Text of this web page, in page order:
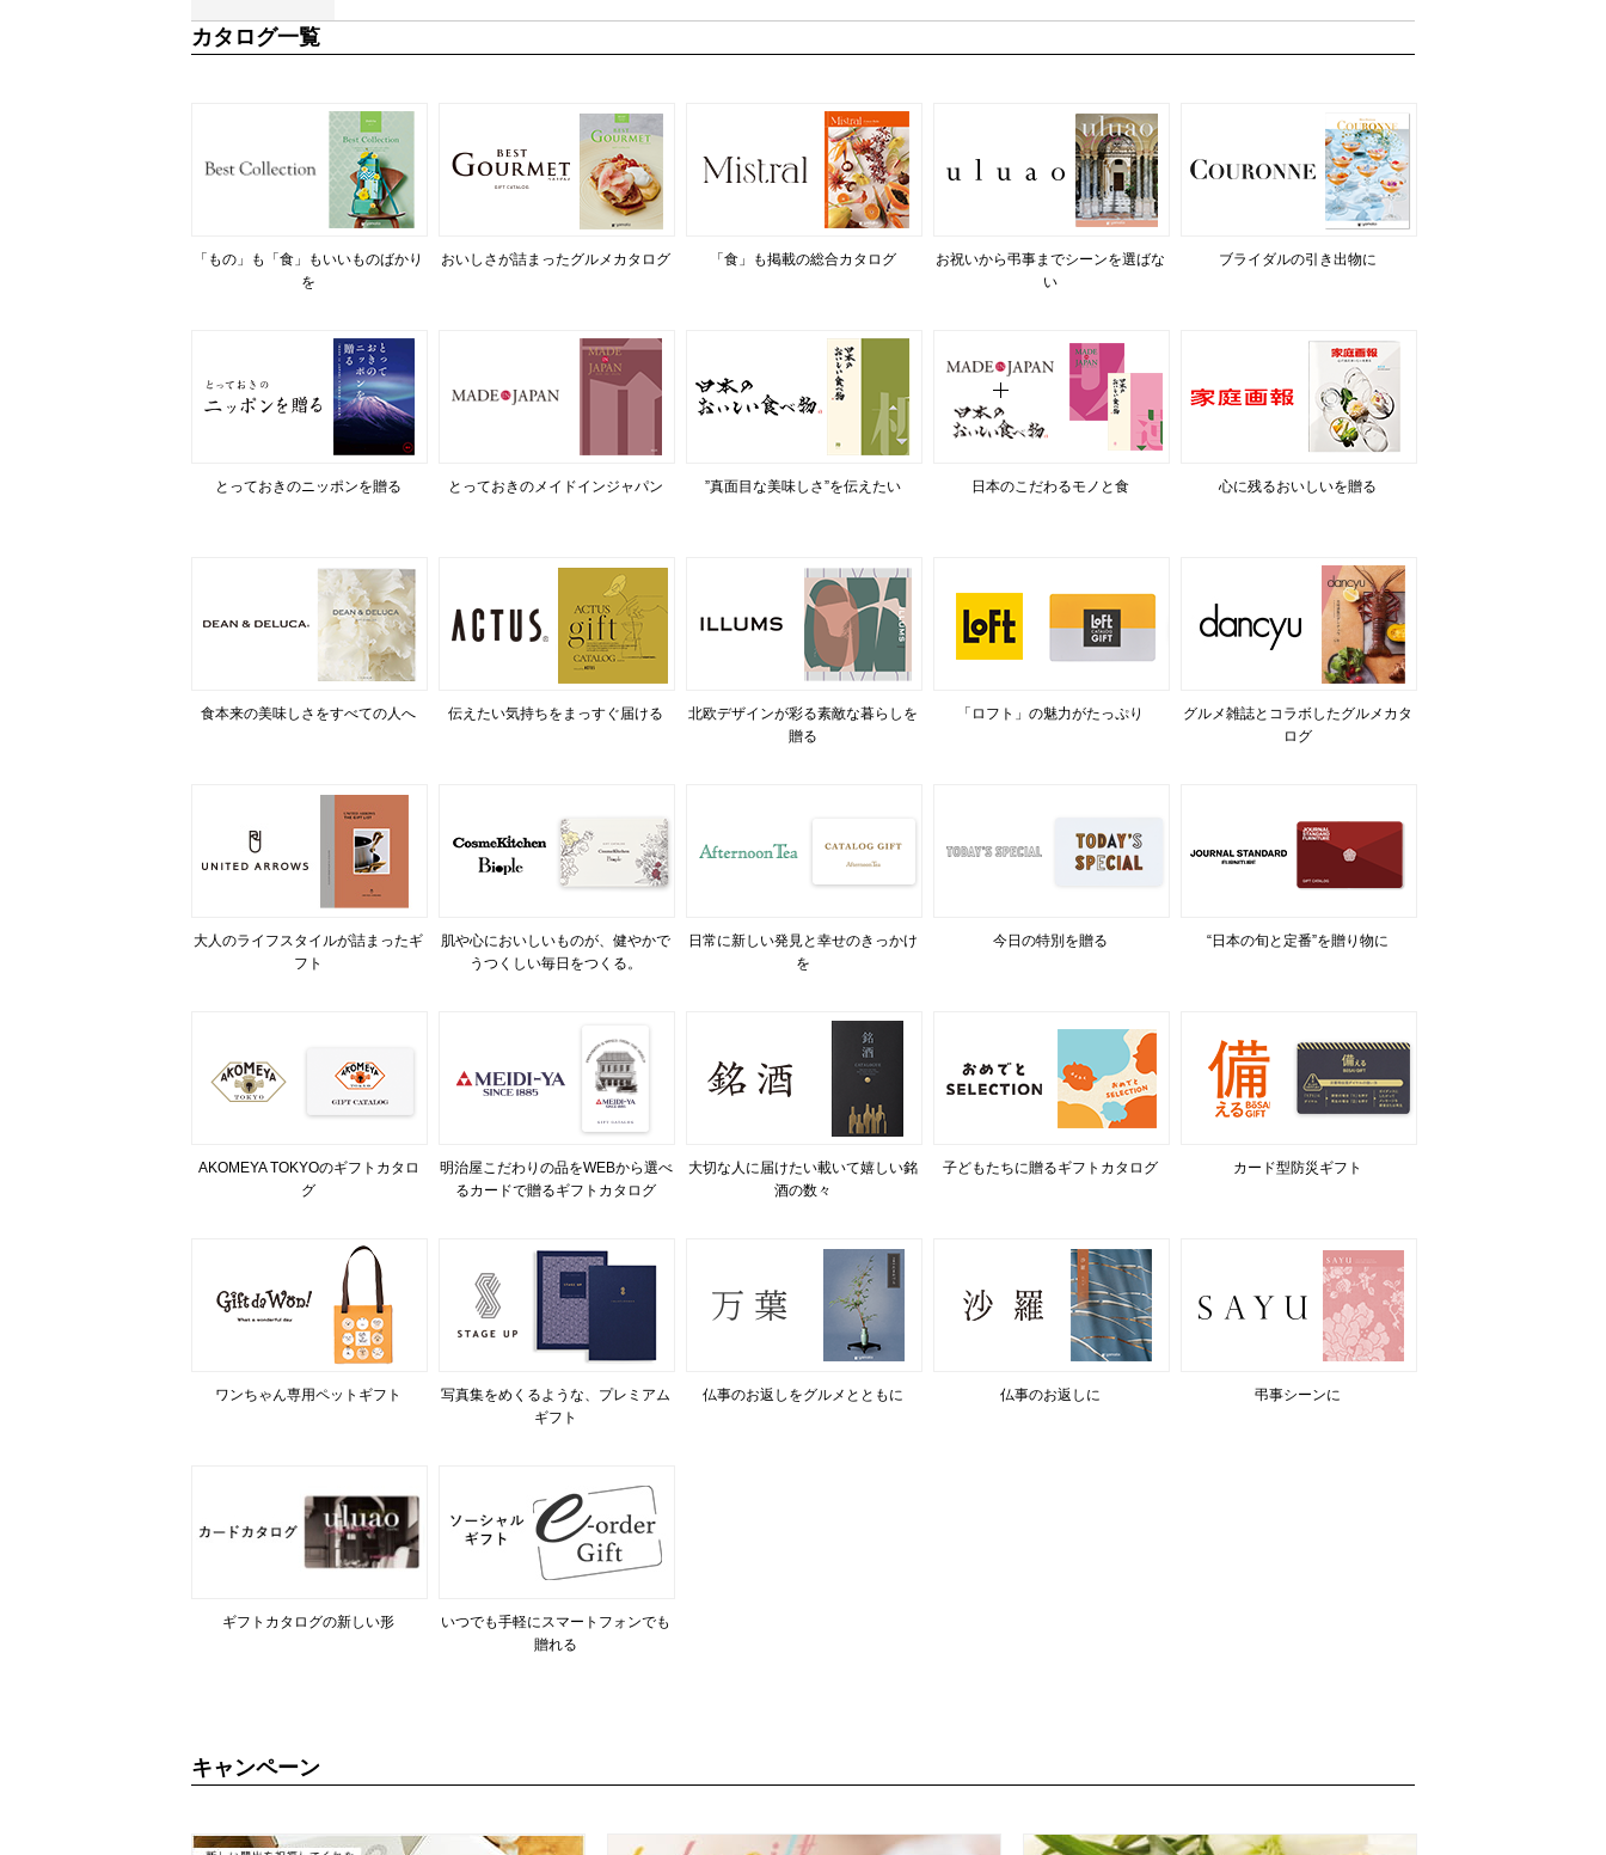
カタログ一覧
「もの」も「食」もいいものばかり
を
おいしさが詰まったグルメカタログ 「食」も掲載の総合カタログ
お祝いから弔事までシーンを選ばな
い
ブライダルの引き出物に
とっておきのニッポンを贈る とっておきのメイドインジャパン ”真面目な美味しさ”を伝えたい 日本のこだわるモノと食 心に残るおいしいを贈る
食本来の美味しさをすべての人へ 伝えたい気持ちをまっすぐ届ける
北欧デザインが彩る素敵な暮らしを
贈る
「ロフト」の魅力がたっぷり
グルメ雑誌とコラボしたグルメカタ
ログ
大人のライフスタイルが詰まったギ
フト
肌や心においしいものが、健やかで
うつくしい毎日をつくる。
日常に新しい発見と幸せのきっかけ
を
今日の特別を贈る “日本の旬と定番”を贈り物に
AKOMEYA TOKYOのギフトカタロ
グ
明治屋こだわりの品をWEBから選べ
るカードで贈るギフトカタログ
大切な人に届けたい載いて嬉しい銘
酒の数々
子どもたちに贈るギフトカタログ カード型防災ギフト
ワンちゃん専用ペットギフト
写真集をめくるような、プレミアム
ギフト
仏事のお返しをグルメとともに 仏事のお返しに 弔事シーンに
ギフトカタログの新しい形
いつでも手軽にスマートフォンでも
贈れる
キャンペーン